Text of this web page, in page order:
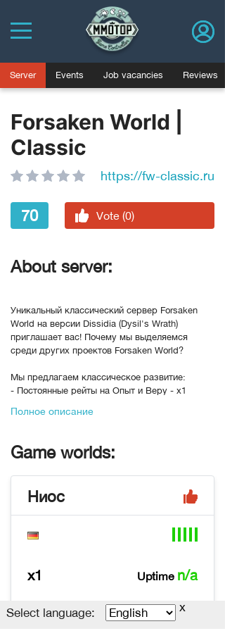
Server Events Job vacancies Reviews
Forsaken World |
Classic
https://fw-classic.ru
70 Vote (0)
About server:
Уникальный классический сервер Forsaken
World на версии Dissidia (Dysil's Wrath)
приглашает вас! Почему мы выделяемся
среди других проектов Forsaken World?
Мы предлагаем классическое развитие:
- Постоянные рейты на Опыт и Веру - х1
- У нас исправлены баг с рунами и рейдом.
- Вас ждет Вольная гавань - вечный фаворит.
- У нас есть вся самая последняя мода/
тщательно продуманы и настроены.
игры.
Теги
classic, ForsakenWorld, Dissidia
Полное описание
Game worlds:
Ниос
x1 Uptime n/a
~ 500 Dissidia
Select language: x